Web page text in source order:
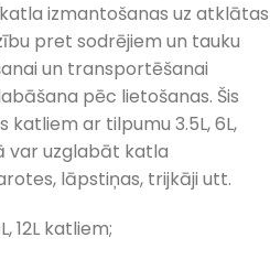
izmantošanas uz atklātas
pret sodrējiem un tauku
un transportēšanai
pēc lietošanas. Šis
ar tilpumu 3.5L, 6L,
var uzglabāt katla
lāpstiņas, trijkāji utt.
12L katliem;